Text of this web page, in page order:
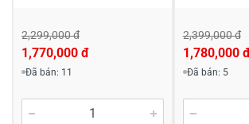
Viết nhận xét về sản phẩm
Đánh giá sao
2,299,000 đ
1,770,000 đ
Đã bán: 11
2,399,000 đ
1,780,000
Đã bán: 5